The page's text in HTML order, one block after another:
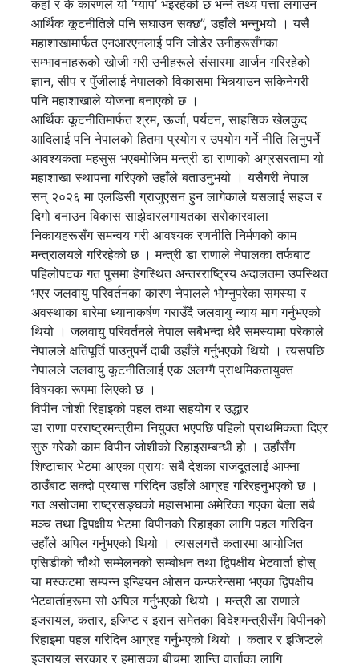
कहाँ र के कारणले यो ‘ग्याप’ भइरहेको छ भन्ने तथ्य पत्ता लगाउन
आर्थिक कूटनीतिले पनि सघाउन सक्छ”, उहाँले भन्नुभयो । यसै
महाशाखामार्फत एनआरएनलाई पनि जोडेर उनीहरूसँगका
सम्भावनाहरूको खोजी गरी उनीहरूले संसारमा आर्जन गरिरहेको
ज्ञान, सीप र पुँजीलाई नेपालको विकासमा भित्र्याउन सकिनेगरी
पनि महाशाखाले योजना बनाएको छ ।
आर्थिक कूटनीतिमार्फत श्रम, ऊर्जा, पर्यटन, साहसिक खेलकुद
आदिलाई पनि नेपालको हितमा प्रयोग र उपयोग गर्ने नीति लिनुपर्ने
आवश्यकता महसुस भएबमोजिम मन्त्री डा राणाको अग्रसरतामा यो
महाशाखा स्थापना गरिएको उहाँले बताउनुभयो । यसैगरी नेपाल
सन् २०२६ मा एलडिसी ग्राजुएसन हुन लागेकाले यसलाई सहज र
दिगो बनाउन विकास साझेदारलगायतका सरोकारवाला
निकायहरूसँग समन्वय गरी आवश्यक रणनीति निर्मणको काम
मन्त्रालयले गरिरहेको छ । मन्त्री डा राणाले नेपालका तर्फबाट
पहिलोपटक गत पुुसमा हेगस्थित अन्तरराष्ट्रिय अदालतमा उपस्थित
भएर जलवायु परिवर्तनका कारण नेपालले भोग्नुपरेका समस्या र
अवस्थाका बारेमा ध्यानाकर्षण गराउँदै जलवायु न्याय माग गर्नुभएको
थियो । जलवायु परिवर्तनले नेपाल सबैभन्दा धेरै समस्यामा परेकाले
नेपालले क्षतिपूर्ति पाउनुपर्ने दाबी उहाँले गर्नुभएको थियो । त्यसपछि
नेपालले जलवायु कूटनीतिलाई एक अलग्गै प्राथमिकतायुक्त
विषयका रूपमा लिएको छ ।
विपीन जोशी रिहाइको पहल तथा सहयोग र उद्धार
डा राणा परराष्ट्रमन्त्रीमा नियुक्त भएपछि पहिलो प्राथमिकता दिएर
सुरु गरेको काम विपीन जोशीको रिहाइसम्बन्धी हो । उहाँसँग
शिष्टाचार भेटमा आएका प्रायः सबै देशका राजदूतलाई आफ्ना
ठाउँबाट सक्दो प्रयास गरिदिन उहाँले आग्रह गरिरहनुभएको छ ।
गत असोजमा राष्ट्रसङ्घको महासभामा अमेरिका गएका बेला सबै
मञ्च तथा द्विपक्षीय भेटमा विपीनको रिहाइका लागि पहल गरिदिन
उहाँले अपिल गर्नुभएको थियो । त्यसलगत्तै कतारमा आयोजित
एसिडीको चौथो सम्मेलनको सम्बोधन तथा द्विपक्षीय भेटवार्ता होस्
या मस्कटमा सम्पन्न इन्डियन ओसन कन्फरेन्समा भएका द्विपक्षीय
भेटवार्ताहरूमा सो अपिल गर्नुभएको थियो । मन्त्री डा राणाले
इजरायल, कतार, इजिप्ट र इरान समेतका विदेशमन्त्रीसँग विपीनको
रिहाइमा पहल गरिदिन आग्रह गर्नुभएको थियो । कतार र इजिप्टले
इजरायल सरकार र हमासका बीचमा शान्ति वार्ताका लागि